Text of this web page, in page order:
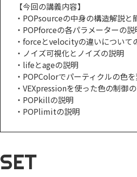
【今回の講義内容】
・POPsourceの中身の構造解説
・POPforceの各パラメーターの説
・forceとvelocityの違いについて
・ノイズ可視化とノイズの説明
・lifeとageの説明
・POPColorでパーティクルの色
・VEXpressionを使った色の制御
・POPkillの説明
・POPlimitの説明
SET